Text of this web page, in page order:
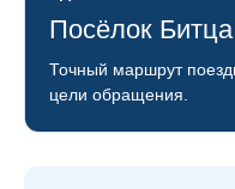
Посёлок Битца
Точный маршрут
цели обращения.